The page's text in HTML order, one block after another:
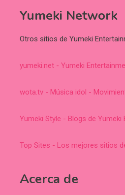
Yumeki Network
Otros sitios de Yumeki
yumeki.net - Yumeki
wota.tv - Música idol -
Yumeki Style - Blogs de
Top Sites - Los mejores sitios
Acerca de